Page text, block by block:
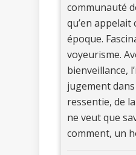
communauté
qu’en appelait
époque.
voyeurisme.
bienveillance,
jugement
ressentie, de
ne veut que
comment, un